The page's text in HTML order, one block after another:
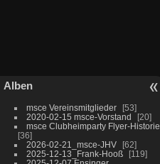
Alben
msce Vereinsmitglieder
53
2020-02-15 msce-Vorstand
20
msce Clubheimparty Flyer-Historie
36
2026-02-21_msce-JHV
62
2025-12-13_Frank-Hooß
119